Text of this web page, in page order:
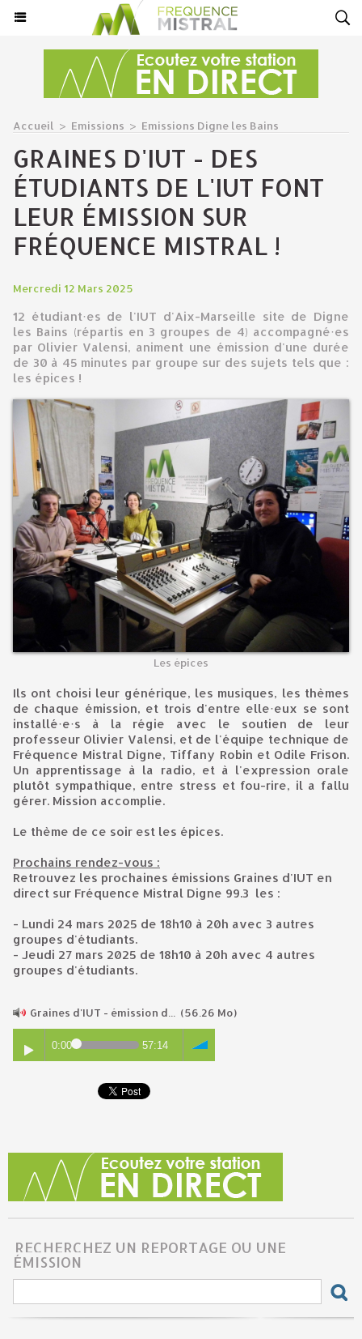
Accueil > Emissions > Emissions Digne les Bains
GRAINES D'IUT - DES
ÉTUDIANTS DE L'IUT FONT
LEUR ÉMISSION SUR
FRÉQUENCE MISTRAL !
Mercredi 12 Mars 2025
12 étudiant·es de l'IUT d'Aix-Marseille site de Digne
les Bains (répartis en 3 groupes de 4) accompagné·es
par Olivier Valensi, animent une émission d'une durée
de 30 à 45 minutes par groupe sur des sujets tels que :
les épices !
Les épices
Ils ont choisi leur générique, les musiques, les thèmes
de chaque émission, et trois d'entre elle·eux se sont
installé·e·s à la régie avec le soutien de leur
professeur Olivier Valensi, et de l'équipe technique de
Fréquence Mistral Digne, Tiffany Robin et Odile Frison.
Un apprentissage à la radio, et à l'expression orale
plutôt sympathique, entre stress et fou-rire, il a fallu
gérer. Mission accomplie.
Le thème de ce soir est les épices.
Prochains rendez-vous :
Retrouvez les prochaines émissions Graines d'IUT en
direct sur Fréquence Mistral Digne 99.3 les :
- Lundi 24 mars 2025 de 18h10 à 20h avec 3 autres
groupes d'étudiants.
- Jeudi 27 mars 2025 de 18h10 à 20h avec 4 autres
groupes d'étudiants.
Graines d'IUT - émission d... (56.26 Mo)
0:00 57:14
RECHERCHEZ UN REPORTAGE OU UNE
ÉMISSION